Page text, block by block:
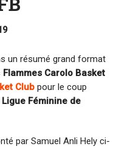
un résumé grand format
Flammes Carolo Basket
Clubpour le coup
Ligue Féminine de
par Samuel Anli Hely ci-